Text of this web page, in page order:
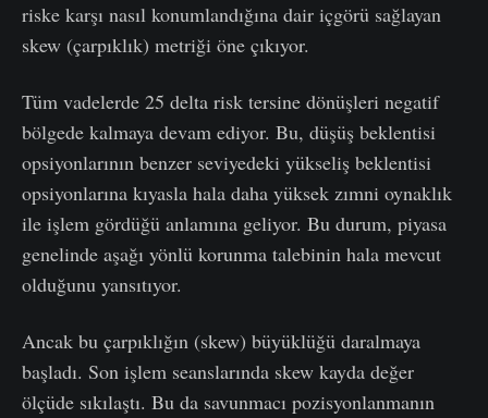
riske karşı nasıl konumlandığına dair içgörü sağlayan
skew (çarpıklık) metriği öne çıkıyor.
Tüm vadelerde 25 delta risk tersine dönüşleri negatif
bölgede kalmaya devam ediyor. Bu, düşüş beklentisi
opsiyonlarının benzer seviyedeki yükseliş beklentisi
opsiyonlarına kıyasla hala daha yüksek zımni oynaklık
ile işlem gördüğü anlamına geliyor. Bu durum, piyasa
genelinde aşağı yönlü korunma talebinin hala mevcut
olduğunu yansıtıyor.
Ancak bu çarpıklığın (skew) büyüklüğü daralmaya
başladı. Son işlem seanslarında skew kayda değer
ölçüde sıkılaştı. Bu da savunmacı pozisyonlanmanın